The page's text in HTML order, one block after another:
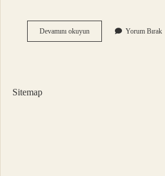
Devamını okuyunKameraman
Bakış
Yorum Bırak
Sitemap